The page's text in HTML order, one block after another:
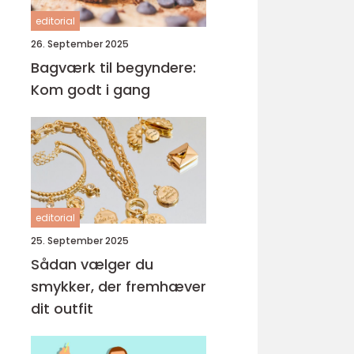
editorial
26. September 2025
Bagværk til begyndere:
Kom godt i gang
editorial
25. September 2025
Sådan vælger du
smykker, der fremhæver
dit outfit